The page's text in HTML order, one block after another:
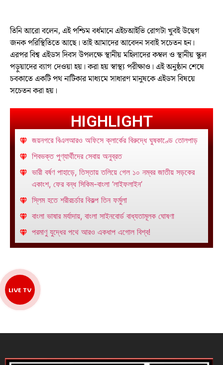
তিনি আরো বলেন, এই পশ্চিম বর্ধমানে এইচআইভি রোগটা খুবই উদ্বেগ
জনক পরিস্থিতিতে আছে। তাই আমাদের আবেদন সবাই সচেতন হন।
এরপর বিশ্ব এইডস দিবস উপলক্ষে স্থানীয় মহিলাদের কম্বল ও স্থানীয় স্কুল
পড়ুয়াদের ব্যাগ দেওয়া হয়। করা হয় স্বাস্থ্য পরীক্ষাও। এই অনুষ্ঠান শেষে
চবকাতে একটি পথ নাটিকার মাধ্যমে সাধারণ মানুষকে এইডস বিষয়ে
সচেতন করা হয়।
HIGHLIGHT
জয়নগরে বিএলআরও অফিসে ক্লার্কের বিরুদ্ধে ঘুষকাণ্ডে তোলপাড়
শিবভক্ত পুণ্যার্থীদের সেবায় অনুব্রত
ভারী বর্ষণ পাহাড়ে, তিস্তায় তলিয়ে গেল ১০ নম্বর জাতীয় সড়কের
একাংশ, ফের বন্ধ সিকিম-বাংলা ‘লাইফলাইন’
স্লিম হতে শরীরচর্চার বিকল্প তিন ফর্মুলা
বাংলা ভাষার মর্যাদায়, বাংলা সাইনবোর্ড বাধ্যতামূলক ঘোষণা
পরমাণু যুদ্ধের পথে আরও একধাপ এগোল বিশ্ব!
LIVE TV